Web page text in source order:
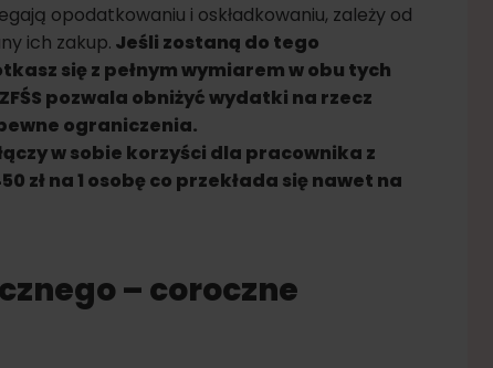
opodatkowaniu i oskładkowaniu, zależy od
ich zakup. Jeśli zostaną do tego
się z pełnym wymiarem w obu tych
pozwala obniżyć wydatki na rzecz
ograniczenia.
w sobie korzyści dla pracownika z
zł na 1 osobę co przekłada się nawet na
– coroczne